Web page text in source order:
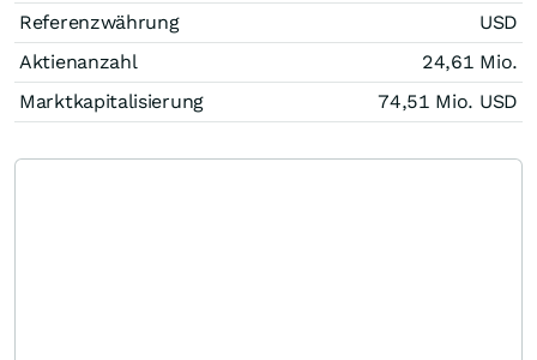
Referenzwährung
USD
Aktienanzahl
24,61 Mio.
Marktkapitalisierung
74,51 Mio. USD